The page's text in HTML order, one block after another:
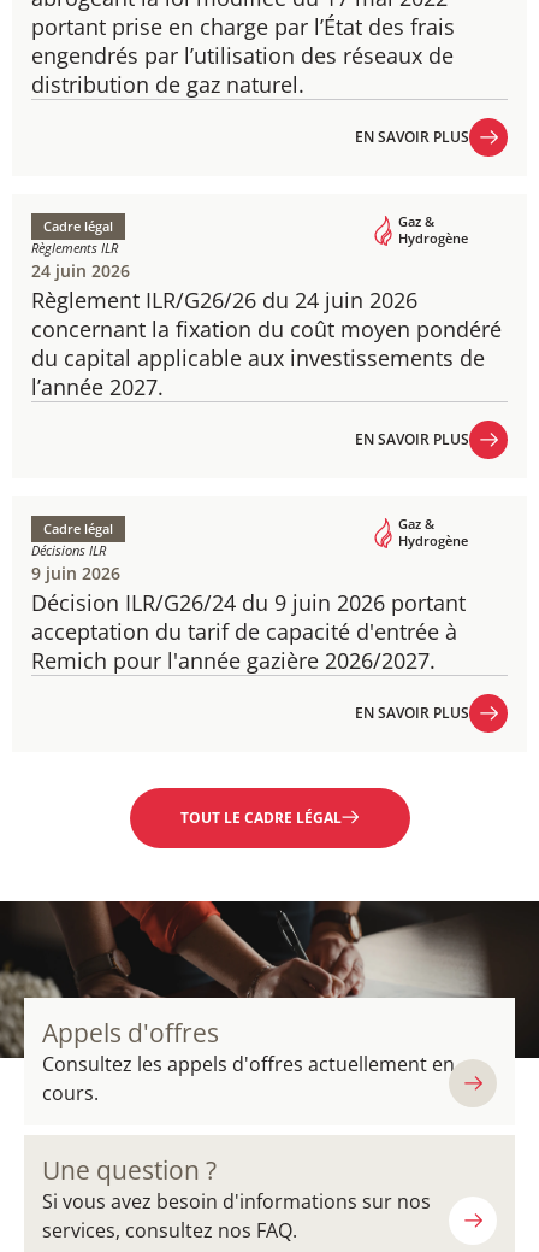
portant prise en charge par l’État des frais
engendrés par l’utilisation des réseaux de
distribution de gaz naturel.
EN SAVOIR PLUS
Règlement ILR/G26/26 du 24 juin 2026
concernant la fixation du coût moyen pondéré
du capital applicable aux investissements de
l’année 2027.
Cadre légal
Règlements ILR
Gaz &
Hydrogène
24 juin 2026
EN SAVOIR PLUS
Décision ILR/G26/24 du 9 juin 2026 portant
acceptation du tarif de capacité d'entrée à
Remich pour l'année gazière 2026/2027.
Cadre légal
Décisions ILR
Gaz &
Hydrogène
9 juin 2026
EN SAVOIR PLUS
TOUT LE CADRE LÉGAL
Appels d'offres
Consultez les appels d'offres actuellement en
cours.
Une question ?
Si vous avez besoin d'informations sur nos
services, consultez nos FAQ.